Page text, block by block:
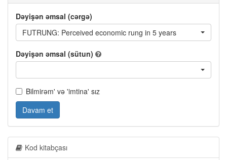
Dəyişən əmsal (cərgə)
FUTRUNG: Perceived economic rung in 5 years
Dəyişən əmsal (sütun)
Bilmirəm' və 'imtina' sız
Davam et
Kod kitabçası